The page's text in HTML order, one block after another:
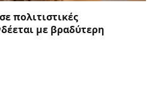
πολιτιστικές
με βραδύτερη